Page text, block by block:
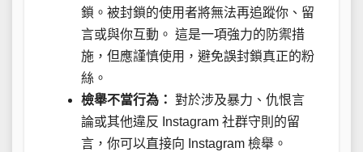
鎖。被封鎖的使用者將無法再追蹤你、留
言或與你互動。 這是一項強力的防禦措
施，但應謹慎使用，避免誤封鎖真正的粉
絲。
檢舉不當行為： 對於涉及暴力、仇恨言
論或其他違反 Instagram 社群守則的留
言，你可以直接向 Instagram 檢舉。